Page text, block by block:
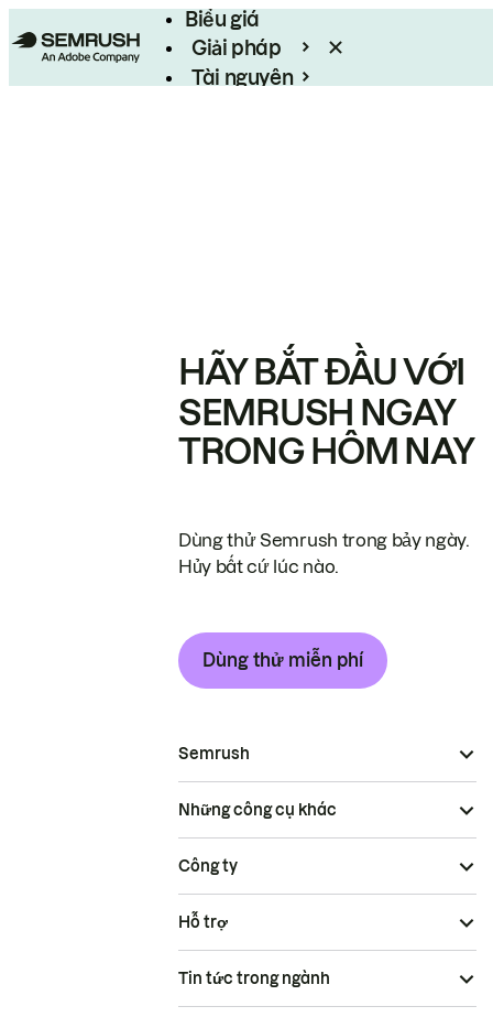
Biểu giá
Giải pháp
Tài nguyên
HÃY BẮT ĐẦU VỚI
SEMRUSH NGAY
TRONG HÔM NAY
Dùng thử Semrush trong bảy ngày.
Hủy bất cứ lúc nào.
Dùng thử miễn phí
Semrush
Những công cụ khác
Công ty
Hỗ trợ
Tin tức trong ngành